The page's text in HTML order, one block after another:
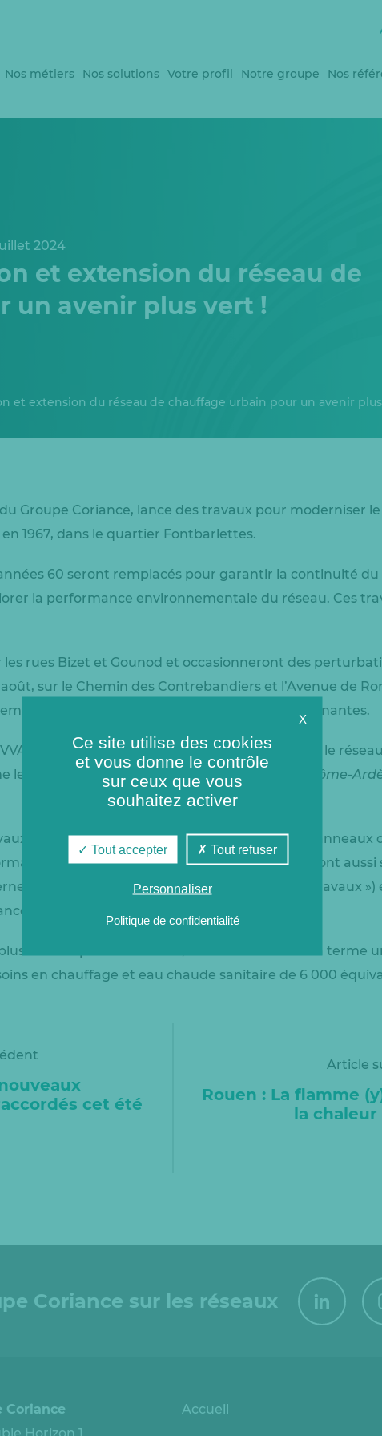
Nos métiers Nos solutions Votre profil Notre groupe Nos
2024
et extension du réseau de
un avenir plus vert !
et extension du réseau de chauffage urbain pour un avenir
Groupe Coriance, lance des travaux pour moderniser
1967, dans le quartier Fontbarlettes.
60 seront remplacés pour garantir la continuité du
la performance environnementale du réseau. Ces
les rues Bizet et Gounod et occasionneront des
sur le Chemin des Contrebandiers et l’Avenue de
piéton des Contrebandiers et les rues avoisinantes.
mènera plusieurs chantiers pour développer le
le centre de formation professionnelle
Afpa Drôme-
les habitants seront informés grâce à des panneaux
distribués en boite aux lettres. Ils pourront aussi
: energie-verte-valence.fr (rubrique « infos travaux »)
».
de 55 % par la biomasse, le réseau atteindra à terme
en chauffage et eau chaude sanitaire de 6 000
cet été
Article
Rouen : La flamme
la chaleur
Coriance sur les réseaux
Coriance
Accueil
X
Ce site utilise des cookies
et vous donne le contrôle
sur ceux que vous
souhaitez activer
Tout accepter Tout refuser
Personnaliser
Politique de confidentialité